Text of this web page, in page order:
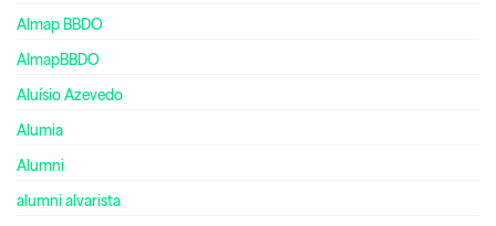
Almap BBDO
AlmapBBDO
Aluísio Azevedo
Alumia
Alumni
alumni alvarista